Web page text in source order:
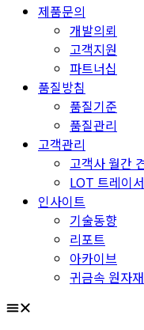
제품문의
개발의뢰
고객지원
파트너십
품질방침
품질기준
품질관리
고객관리
고객사 월간
LOT 트레이
인사이트
기술동향
리포트
아카이브
귀금속 원자